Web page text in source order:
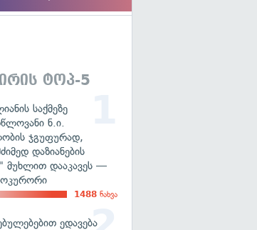
ტოპ-5
საქმეზე
ნ.ი.
ჯგუფურად,
დაზიანების
მუხლით დააკავეს —
1488 ნახვა
ედავება